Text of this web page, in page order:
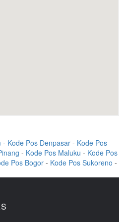
- Kode Pos Denpasar - Kode Pos
- Kode Pos Maluku - Kode Pos
Pos Bogor - Kode Pos Sukoreno -